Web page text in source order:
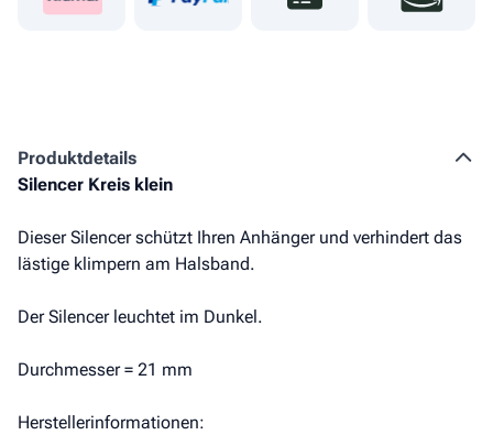
Produkt­details
Silencer Kreis klein
Dieser Silencer schützt Ihren Anhänger und verhindert das
lästige klimpern am Halsband.
Der Silencer leuchtet im Dunkel.
Durchmesser = 21 mm
Herstellerinformationen: